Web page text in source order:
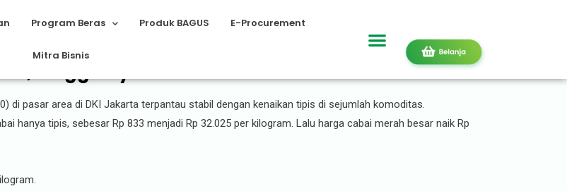
Program Beras Produk BAGUS E-Procurement
Mitra Bisnis
hingga Ayam di Pasar DKI Jakarta
di pasar area di DKI Jakarta terpantau stabil dengan kenaikan tipis di sejumlah komoditas.
hanya tipis, sebesar Rp 833 menjadi Rp 32.025 per kilogram. Lalu harga cabai merah besar naik Rp